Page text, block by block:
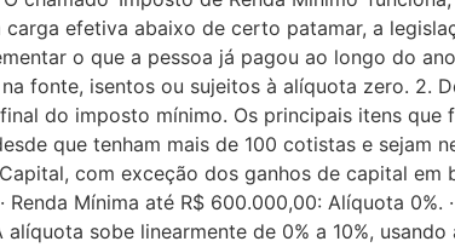
efetiva abaixo de certo patamar, a
o que a pessoa já pagou ao longo do
fonte, isentos ou sujeitos à alíquota zero. 2.
do imposto mínimo. Os principais itens que
que tenham mais de 100 cotistas e sejam
com exceção dos ganhos de capital
Mínima até R$ 600.000,00: Alíquota 0%.
sobe linearmente de 0% a 10%,